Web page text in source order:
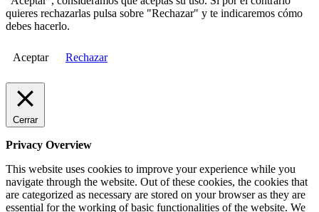
quieres rechazarlas pulsa sobre "Rechazar" y te indicaremos cómo
debes hacerlo.
Aceptar Rechazar
Cerrar
Privacy Overview
This website uses cookies to improve your experience while you
navigate through the website. Out of these cookies, the cookies that
are categorized as necessary are stored on your browser as they are
essential for the working of basic functionalities of the website. We